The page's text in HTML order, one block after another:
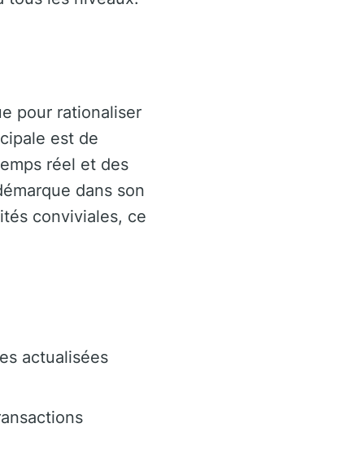
pour rationaliser
est de
réel et des
dans son
conviviales, ce
actualisées